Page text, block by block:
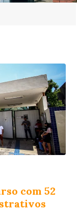
com 52